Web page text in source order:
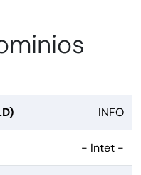
INFO
- Intet -